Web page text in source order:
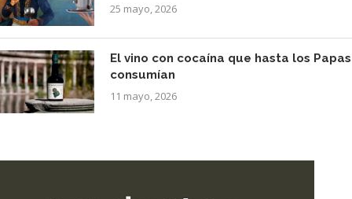
25 mayo, 2026
El vino con cocaína que hasta los Papas
consumían
11 mayo, 2026